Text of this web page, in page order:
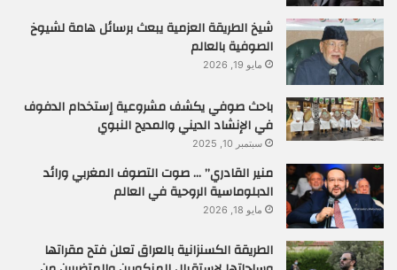
شيخ الطريقة العزمية يبعث برسائل هامة لشيوخ
الصوفية بالعالم
مايو 19, 2026
باحث صوفي يكشف مشروعية إستخدام الدفوف
في الإنشاد الديني والمديح النبوي
سبتمبر 10, 2025
منير القادري” … صوت التصوف المغربي ورائد
الدبلوماسية الروحية في العالم
مايو 18, 2026
الطريقة الكسنزانية بالعراق تعلن فتح مقراتها